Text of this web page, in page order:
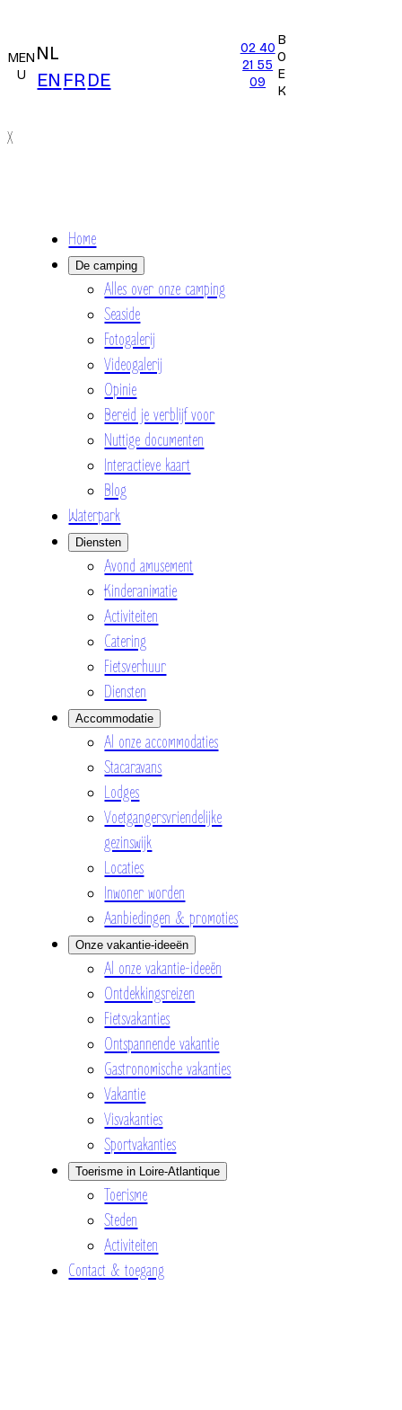
MEN
U
NL
EN FRDE
02 40
21 55
09
B
O
E
K
X
Home
De camping
Alles over onze camping
Seaside
Fotogalerij
Videogalerij
Opinie
Bereid je verblijf voor
Nuttige documenten
Interactieve kaart
Blog
Waterpark
Diensten
Avond amusement
Kinderanimatie
Activiteiten
Catering
Fietsverhuur
Diensten
Accommodatie
Al onze accommodaties
Stacaravans
Lodges
Voetgangersvriendelijke
gezinswijk
Locaties
Inwoner worden
Aanbiedingen & promoties
Onze vakantie-ideeën
Al onze vakantie-ideeën
Ontdekkingsreizen
Fietsvakanties
Ontspannende vakantie
Gastronomische vakanties
Vakantie
Visvakanties
Sportvakanties
Toerisme in Loire-Atlantique
Toerisme
Steden
Activiteiten
Contact & toegang